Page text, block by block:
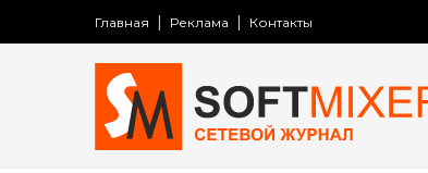
Главная Реклама Контакты